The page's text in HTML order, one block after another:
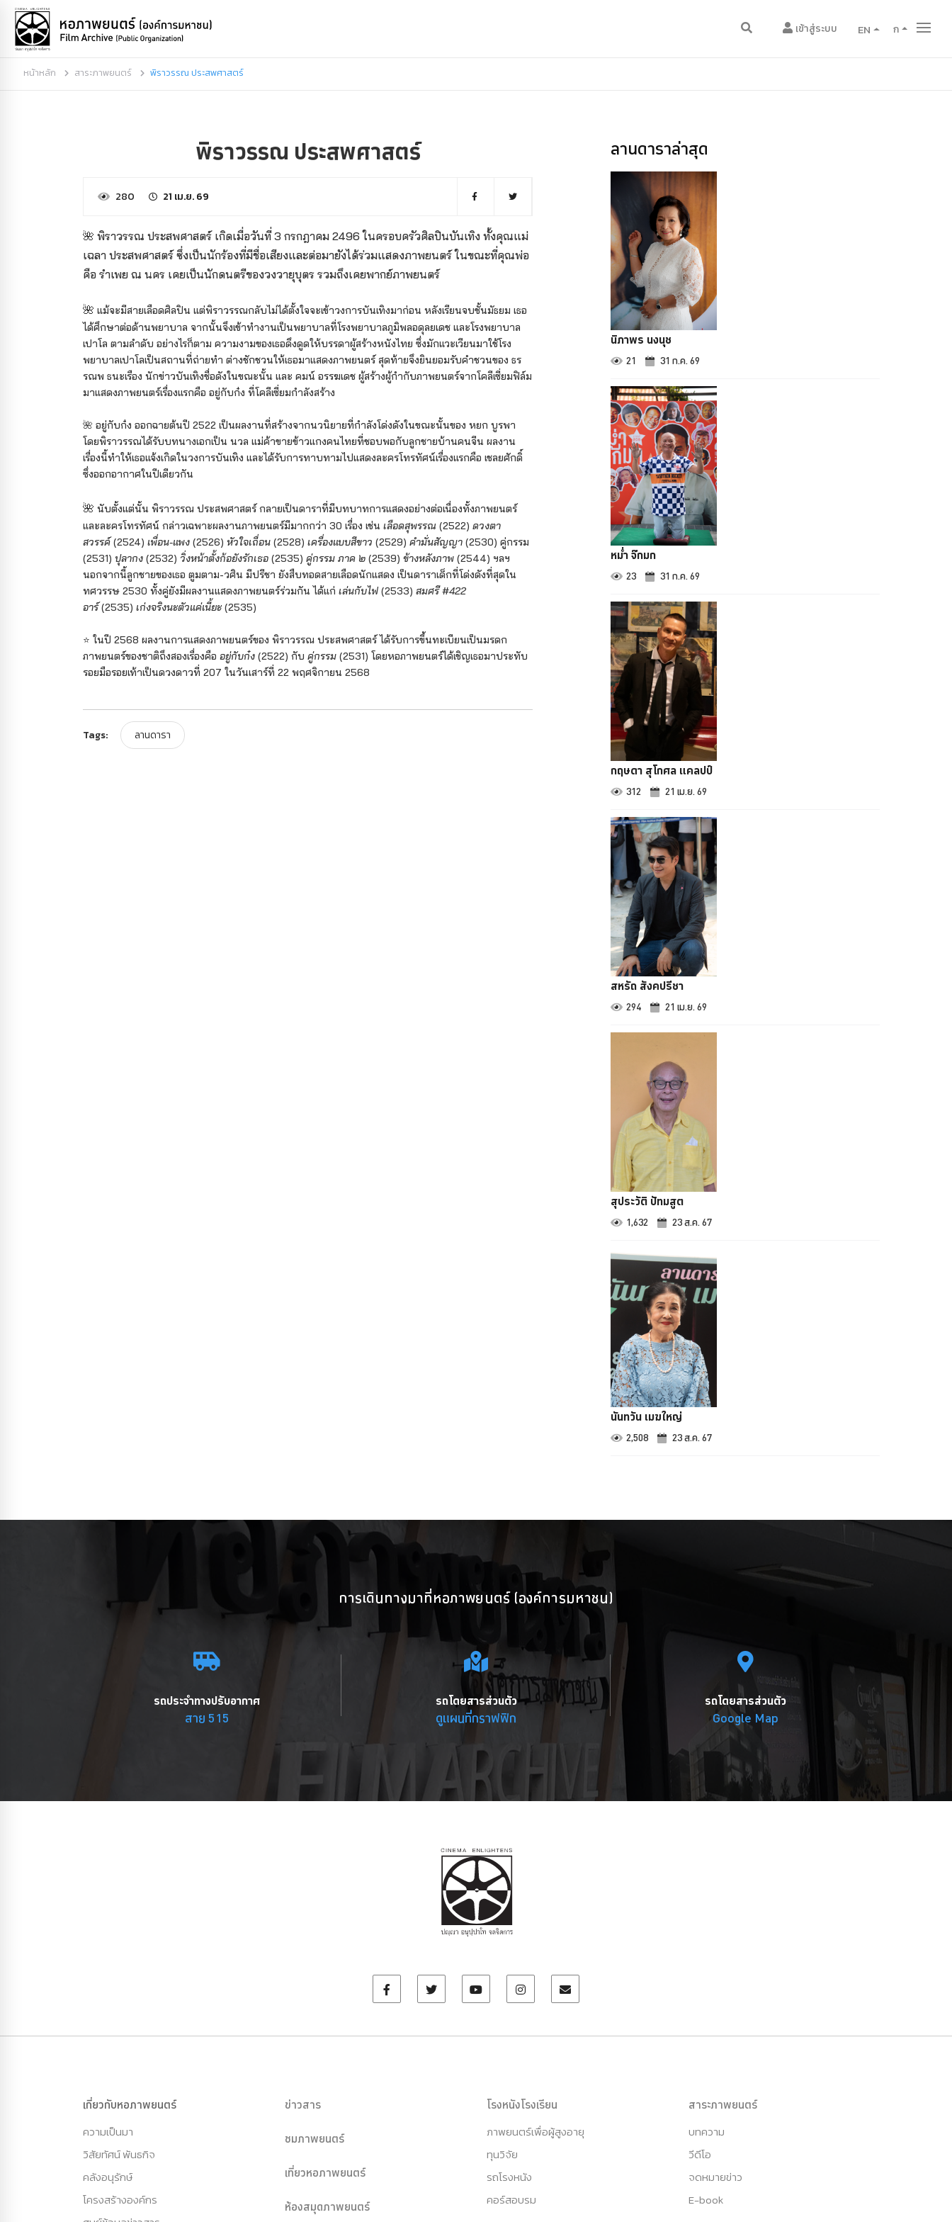
เข้าสู่ระบบ EN ก
หน้าหลัก สาระภาพยนตร์ พิราวรรณ ประสพศาสตร์
พิราวรรณ ประสพศาสตร์
280 21 เม.ย. 69
🌺 พิราวรรณ ประสพศาสตร์ เกิดเมื่อวันที่ 3 กรกฎาคม 2496 ในครอบครัวศิลปินบันเทิง ทั้งคุณแม่
เฉลา ประสพศาสตร์ ซึ่งเป็นนักร้องที่มีชื่อเสียงและต่อมายังได้ร่วมแสดงภาพยนตร์ ในขณะที่คุณพ่อ
คือ รำเพย ณ นคร เคยเป็นนักดนตรีของวงวายุบุตร รวมถึงเคยพากย์ภาพยนตร์
🌺 แม้จะมีสายเลือดศิลปิน แต่พิราวรรณกลับไม่ได้ตั้งใจจะเข้าวงการบันเทิงมาก่อน หลังเรียนจบชั้นมัธยม เธอ
ได้ศึกษาต่อด้านพยาบาล จากนั้นจึงเข้าทำงานเป็นพยาบาลที่โรงพยาบาลภูมิพลอดุลยเดช และโรงพยาบาล
เปาโล ตามลำดับ อย่างไรก็ตาม ความงามของเธอดึงดูดให้บรรดาผู้สร้างหนังไทย ซึ่งมักแวะเวียนมาใช้โรง
พยาบาลเปาโลเป็นสถานที่ถ่ายทำ ต่างชักชวนให้เธอมาแสดงภาพยนตร์ สุดท้ายจึงยินยอมรับคำชวนของ ธร
รณพ ธนะเรือง นักข่าวบันเทิงชื่อดังในขณะนั้น และ คมน์ อรรฆเดช ผู้สร้างผู้กำกับภาพยนตร์จากโคลีเซี่ยมฟิล์ม
มาแสดงภาพยนตร์เรื่องแรกคือ อยู่กับก๋ง ที่โคลีเซี่ยมกำลังสร้าง
🌺 อยู่กับก๋ง ออกฉายต้นปี 2522 เป็นผลงานที่สร้างจากนวนิยายที่กำลังโด่งดังในขณะนั้นของ หยก บูรพา
โดยพิราวรรณได้รับบทนางเอกเป็น นวล แม่ค้าขายข้าวแกงคนไทยที่ชอบพอกับลูกชายบ้านคนจีน ผลงาน
เรื่องนี้ทำให้เธอแจ้งเกิดในวงการบันเทิง และได้รับการทาบทามไปแสดงละครโทรทัศน์เรื่องแรกคือ เชลยศักดิ์
ซึ่งออกอากาศในปีเดียวกัน
🌺 นับตั้งแต่นั้น พิราวรรณ ประสพศาสตร์ กลายเป็นดาราที่มีบทบาทการแสดงอย่างต่อเนื่องทั้งภาพยนตร์
และละครโทรทัศน์ กล่าวเฉพาะผลงานภาพยนตร์มีมากกว่า 30 เรื่อง เช่น เลือดสุพรรณ (2522) ดวงตา
สวรรค์(2524) เพื่อน-แพง (2526) หัวใจเถื่อน (2528) เครื่องแบบสีขาว (2529) คำมั่นสัญญา (2530) คู่กรรม
(2531) ปุลากง (2532) วิ่งหน้าตั้งก้อยังรักเธอ (2535) คู่กรรม ภาค ๒ (2539) ข้างหลังภาพ (2544) ฯลฯ
นอกจากนี้ลูกชายของเธอ ตูมตาม-วศิน มีปรีชา ยังสืบทอดสายเลือดนักแสดง เป็นดาราเด็กที่โด่งดังที่สุดใน
ทศวรรษ 2530 ทั้งคู่ยังมีผลงานแสดงภาพยนตร์ร่วมกัน ได้แก่ เล่นกับไฟ (2533) สมศรี #422
อาร์(2535) เก่งจริงนะตัวแค่เนี้ยะ(2535)
⭐️ ในปี 2568 ผลงานการแสดงภาพยนตร์ของ พิราวรรณ ประสพศาสตร์ ได้รับการขึ้นทะเบียนเป็นมรดก
ภาพยนตร์ของชาติถึงสองเรื่องคือ อยู่กับก๋ง (2522) กับ คู่กรรม (2531) โดยหอภาพยนตร์ได้เชิญเธอมาประทับ
รอยมือรอยเท้าเป็นดวงดาวที่ 207 ในวันเสาร์ที่ 22 พฤศจิกายน 2568
Tags: ลานดารา
ลานดาราล่าสุด
นิภาพร นงนุช
21 31 ก.ค. 69
หม่ำ จ๊กมก
23 31 ก.ค. 69
กฤษดา สุโกศล แคลปป์
312 21 เม.ย. 69
สหรัถ สังคปรีชา
294 21 เม.ย. 69
สุประวัติ ปัทมสูต
1,632 23 ส.ค. 67
นันทวัน เมฆใหญ่
2,508 23 ส.ค. 67
การเดินทางมาที่หอภาพยนตร์ (องค์การมหาชน)
รถประจำทางปรับอากาศ
สาย 515
รถโดยสารส่วนตัว
ดูแผนที่กราฟฟิก
รถโดยสารส่วนตัว
Google Map
เกี่ยวกับหอภาพยนตร์
ความเป็นมา
วิสัยทัศน์ พันธกิจ
คลังอนุรักษ์
โครงสร้างองค์กร
ข่าวสาร
ชมภาพยนตร์
เที่ยวหอภาพยนตร์
ห้องสมุดภาพยนตร์
โรงหนังโรงเรียน
ภาพยนตร์เพื่อผู้สูงอายุ
ทุนวิจัย
รถโรงหนัง
คอร์สอบรม
สาระภาพยนตร์
บทความ
วีดีโอ
จดหมายข่าว
E-book